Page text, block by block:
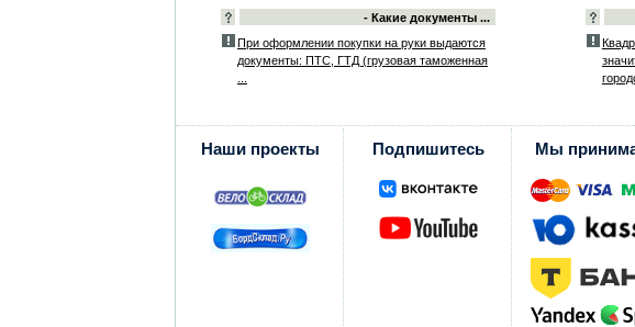
- Какие документы ...
При оформлении покупки на руки выдаются
документы: ПТС, ГТД (грузовая таможенная
Наши проекты Подпишитесь Мы